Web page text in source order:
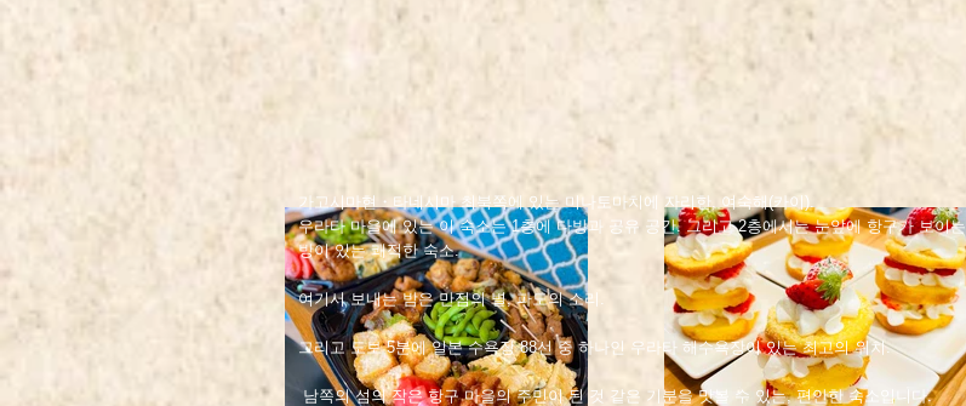
가고시마현・타네시마 최북쪽에 있는 미나토마치에 자리한, 여숙해(카이).
우라타 마을에 있는 이 숙소는 1층에 다방과 공유 공간. 그리고 2층에서는 눈앞에 항구가 보이는
방이 있는 쾌적한 숙소.
여기서 보내는 밤은 만점의 별, 파도의 소리.
그리고 도보 5분에 일본 수욕장 88선 중 하나인 우라타 해수욕장이 있는 최고의 위치.
​ 남쪽의 섬의 작은 항구 마을의 주민이 된 것 같은 기분을 맛볼 수 있는, 편안한 숙소입니다.